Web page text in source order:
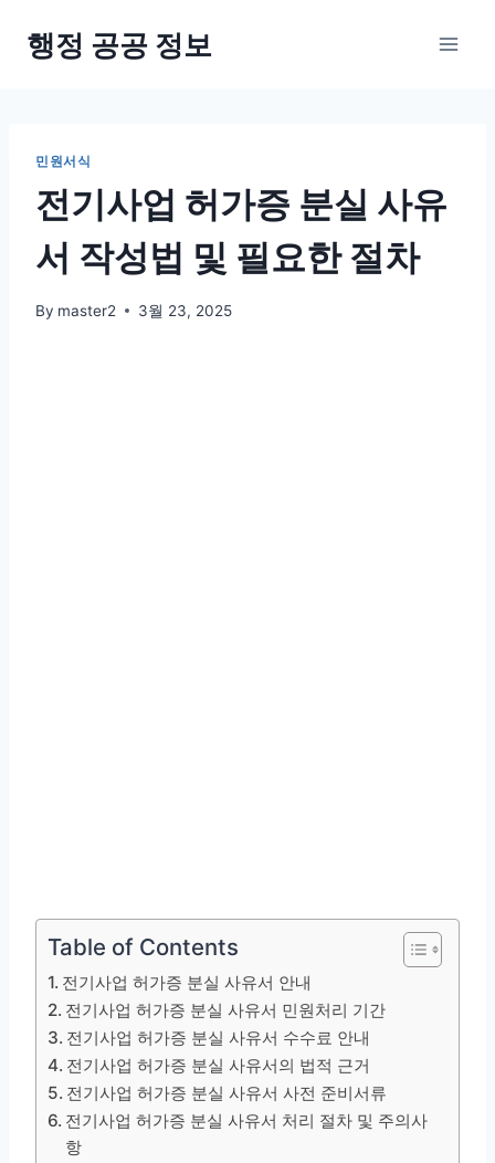
행정 공공 정보
민원서식
전기사업 허가증 분실 사유
서 작성법 및 필요한 절차
By master2 3월 23, 2025
Table of Contents
전기사업 허가증 분실 사유서 안내
전기사업 허가증 분실 사유서 민원처리 기간
전기사업 허가증 분실 사유서 수수료 안내
전기사업 허가증 분실 사유서의 법적 근거
전기사업 허가증 분실 사유서 사전 준비서류
전기사업 허가증 분실 사유서 처리 절차 및 주의사
항